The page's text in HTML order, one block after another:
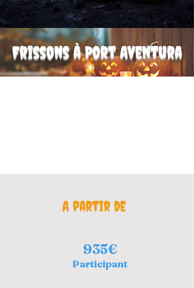
Frissons à Port Aventura
A partir de
935€
Participant